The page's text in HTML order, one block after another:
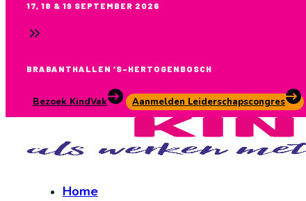
17, 18 & 19 SEPTEMBER 2026
BRABANTHALLEN ‘S-HERTOGENBOSCH
Bezoek KindVak Aanmelden Leiderschapscongres
Home